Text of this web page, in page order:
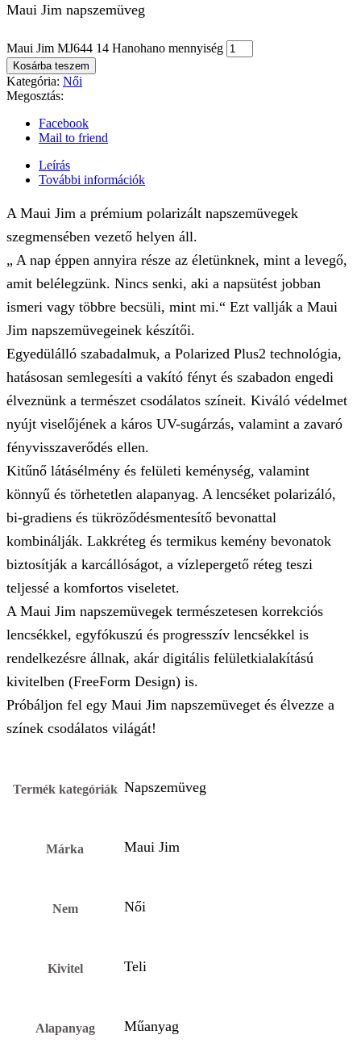
Maui Jim napszemüveg
Maui Jim MJ644 14 Hanohano mennyiség
Kosárba teszem
Kategória: Női
Megosztás:
Facebook
Mail to friend
Leírás
További információk
A Maui Jim a prémium polarizált napszemüvegek
szegmensében vezető helyen áll.
„ A nap éppen annyira része az életünknek, mint a levegő,
amit belélegzünk. Nincs senki, aki a napsütést jobban
ismeri vagy többre becsüli, mint mi.“ Ezt vallják a Maui
Jim napszemüvegeinek készítői.
Egyedülálló szabadalmuk, a Polarized Plus2 technológia,
hatásosan semlegesíti a vakító fényt és szabadon engedi
élveznünk a természet csodálatos színeit. Kiváló védelmet
nyújt viselőjének a káros UV-sugárzás, valamint a zavaró
fényvisszaverődés ellen.
Kitűnő látásélmény és felületi keménység, valamint
könnyű és törhetetlen alapanyag. A lencséket polarizáló,
bi-gradiens és tükröződésmentesítő bevonattal
kombinálják. Lakkréteg és termikus kemény bevonatok
biztosítják a karcállóságot, a vízlepergető réteg teszi
teljessé a komfortos viseletet.
A Maui Jim napszemüvegek természetesen korrekciós
lencsékkel, egyfókuszú és progresszív lencsékkel is
rendelkezésre állnak, akár digitális felületkialakítású
kivitelben (FreeForm Design) is.
Próbáljon fel egy Maui Jim napszemüveget és élvezze a
színek csodálatos világát!
Termék kategóriák Napszemüveg
Márka Maui Jim
Nem Női
Kivitel Teli
Alapanyag Műanyag